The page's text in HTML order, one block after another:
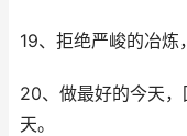
19、拒绝严峻的冶炼
20、做最好的今天
天。